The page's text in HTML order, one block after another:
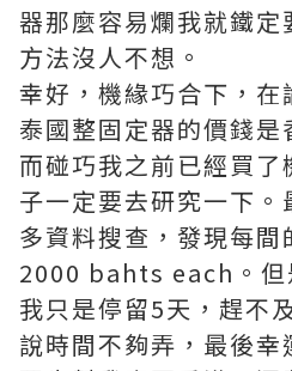
器那麼容易爛我就鐵定
方法沒人不想。
幸好，機緣巧合下，在
泰國整固定器的價錢是
而碰巧我之前已經買了
子一定要去研究一下。
多資料搜查，發現每間
2000 bahts each。但
我只是停留5天，趕不
說時間不夠弄，最後幸